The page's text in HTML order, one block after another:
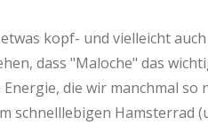
kopf- und vielleicht
dass "Maloche" das
die wir manchmal
schnelllebigen Hamsterrad